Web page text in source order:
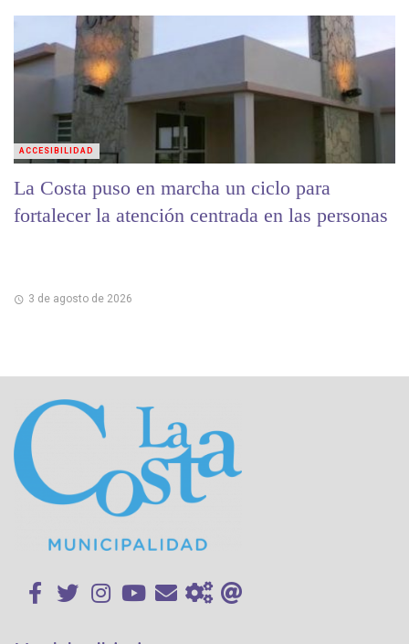
La Costa puso en marcha un ciclo para
fortalecer la atención centrada en las personas
3 de agosto de 2026
ACCESIBILIDAD